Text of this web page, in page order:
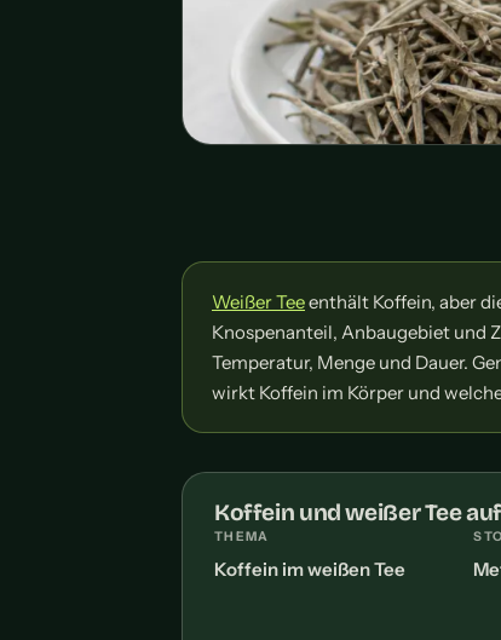
Weißer Teeenthält Koffein, aber
Knospenanteil, Anbaugebiet und
Temperatur, Menge und Dauer.
wirkt Koffein im Körper und
Koffein und weißer Tee
THEMA
Koffein im weißen Tee